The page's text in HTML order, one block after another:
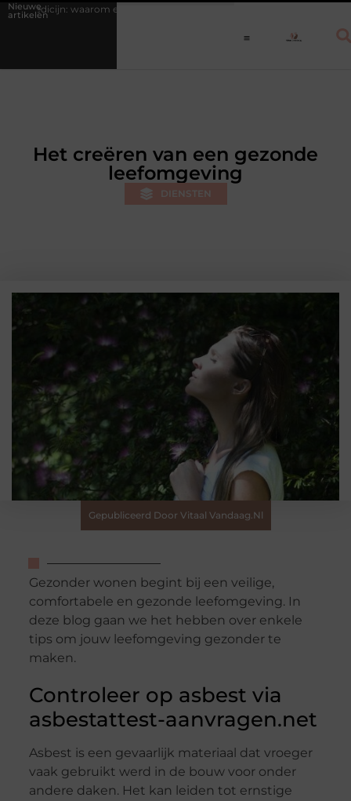
Nieuwe
artikelen
een vast dagritme herstel versnelt bij jongeren
Het creëren van een gezonde
leefomgeving
DIENSTEN
Gepubliceerd Door Vitaal Vandaag.nl
Gezonder wonen begint bij een veilige,
comfortabele en gezonde leefomgeving. In
deze blog gaan we het hebben over enkele
tips om jouw leefomgeving gezonder te
maken.
Controleer op asbest via
asbestattest-aanvragen.net
Asbest is een gevaarlijk materiaal dat vroeger
vaak gebruikt werd in de bouw voor onder
andere daken. Het kan leiden tot ernstige